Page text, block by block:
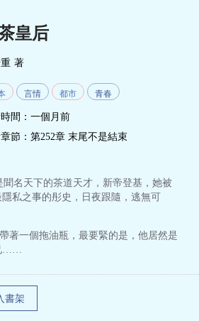
皇后
著
言情 都市 青春
間：一個月前
節： 第252章 末尾不是結束
名天下的茶道天才，新帝登基，她被
私之事的彤史，日夜跟隨，逃無可
一個拖油瓶，最要緊的是，他居然是
……
書架